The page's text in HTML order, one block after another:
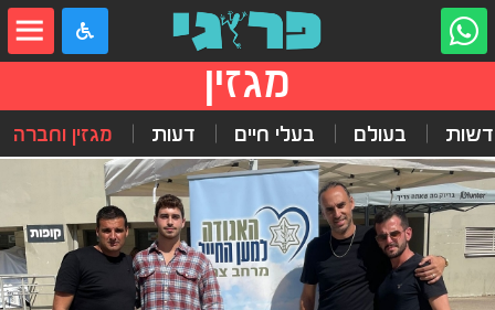
מגזין
בעולם בעלי חיים דעות מגזין וחברה